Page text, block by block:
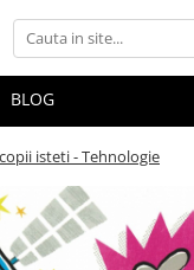
BLOG
isteti - Tehnologie